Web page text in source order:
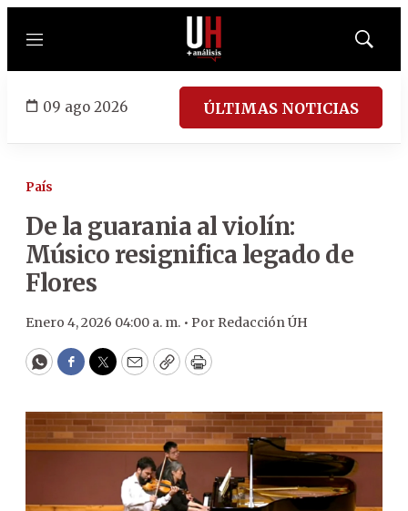
Menú
Mostrar
09 ago 2026 ÚLTIMAS NOTICIAS
País
De la guarania al violín:
Músico resignifica legado de
Flores
Enero 4, 2026 04:00 a. m. • Por Redacción ÚH
WhatsApp
Facebook
Twitter
EmailCopyPrint